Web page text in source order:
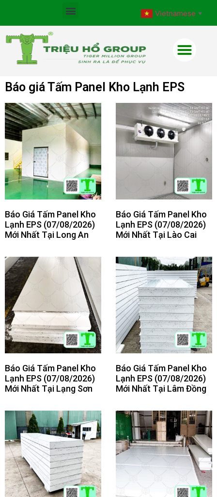
Vietnamese ▼
Báo giá Tấm Panel Kho Lạnh EPS
Báo Giá Tấm Panel Kho
Lạnh EPS (07/08/2026)
Mới Nhất Tại Long An
Báo Giá Tấm Panel Kho
Lạnh EPS (07/08/2026)
Mới Nhất Tại Lào Cai
Báo Giá Tấm Panel Kho
Lạnh EPS (07/08/2026)
Mới Nhất Tại Lạng Sơn
Báo Giá Tấm Panel Kho
Lạnh EPS (07/08/2026)
Mới Nhất Tại Lâm Đồng